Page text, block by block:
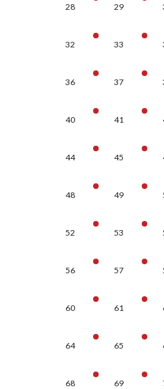
28 29
32 33
36 37
40 41
44 45
48 49
52 53
56 57
60 61
64 65
68 69